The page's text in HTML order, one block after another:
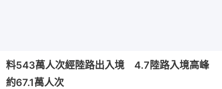
料543萬人次經陸路出入境 4.7陸路入境高峰
約67.1萬人次